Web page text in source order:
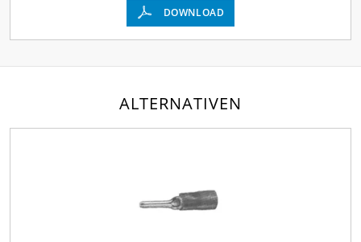
DOWNLOAD
ALTERNATIVEN